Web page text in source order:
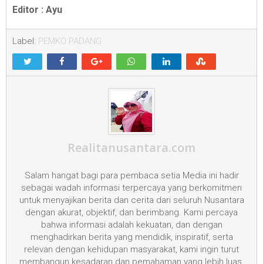
Editor : Ayu
Label: PEMKO PADANG
Realitanusantara.com
Salam hangat bagi para pembaca setia Media ini hadir
sebagai wadah informasi terpercaya yang berkomitmen
untuk menyajikan berita dan cerita dari seluruh Nusantara
dengan akurat, objektif, dan berimbang. Kami percaya
bahwa informasi adalah kekuatan, dan dengan
menghadirkan berita yang mendidik, inspiratif, serta
relevan dengan kehidupan masyarakat, kami ingin turut
membangun kesadaran dan pemahaman yang lebih luas.